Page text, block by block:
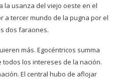
la usanza del viejo oeste en el
tercer mundo de la pugna por el
dos faraones.
más. Egocéntricos summa
los intereses de la nación.
El central hubo de aflojar